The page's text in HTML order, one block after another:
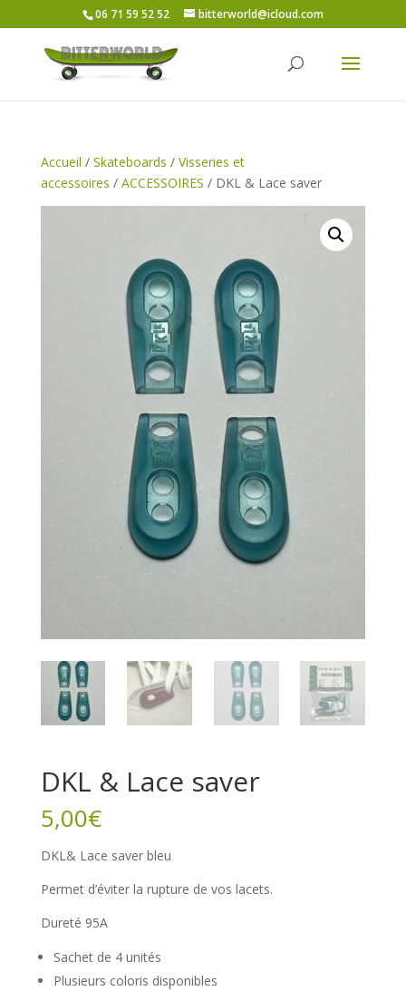
06 71 59 52 52 bitterworld@icloud.com
Accueil / Skateboards / Visseries et
accessoires / ACCESSOIRES / DKL & Lace saver
DKL & Lace saver
5,00€
DKL& Lace saver bleu
Permet d’éviter la rupture de vos lacets.
Dureté 95A
Sachet de 4 unités
Plusieurs coloris disponibles